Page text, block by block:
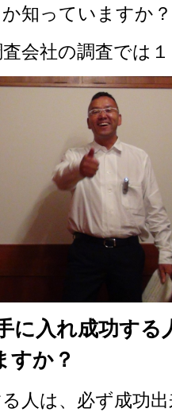
知っていますか？
会社の調査では１
に入れ成功す
すか？
人は、必ず成功